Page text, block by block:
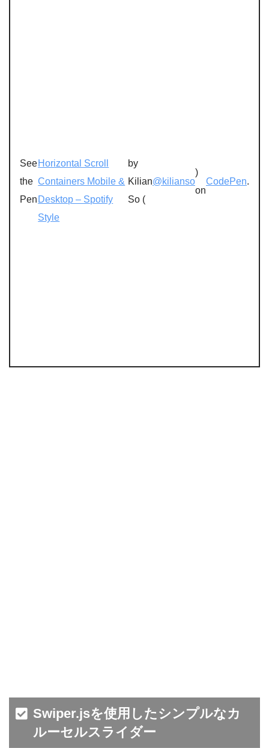
See
the
Pen
Horizontal Scroll
Containers Mobile &
Desktop – Spotify
Style
by
Kilian
So (
@kilianso
)
on
CodePen.
Swiper.jsを使用したシンプルなカ
ルーセルスライダー